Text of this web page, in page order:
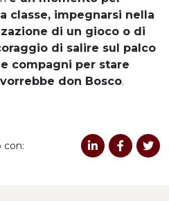
classe, impegnarsi nella
di un gioco o di
di salire sul palco
compagni per stare
don Bosco.
con: